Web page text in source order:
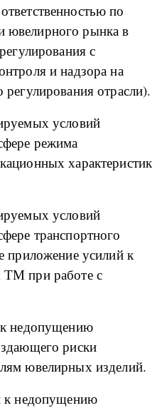
по
рынка в
с
и надзора на
регулирования отрасли).
условий
режима
характеристик
условий
транспортного
усилий к
ТМ при работе с
недопущению
риски
ювелирных изделий.
к недопущению